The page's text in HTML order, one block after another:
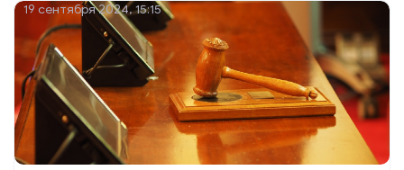
19 сентября 2024, 15:15